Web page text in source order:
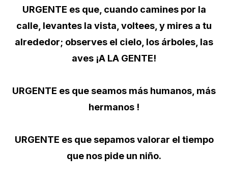
URGENTE es que, cuando camines por la
calle, levantes la vista, voltees, y mires a tu
alrededor; observes el cielo, los árboles, las
aves ¡A LA GENTE!
URGENTE es que seamos más humanos, más
hermanos !
URGENTE es que sepamos valorar el tiempo
que nos pide un niño.